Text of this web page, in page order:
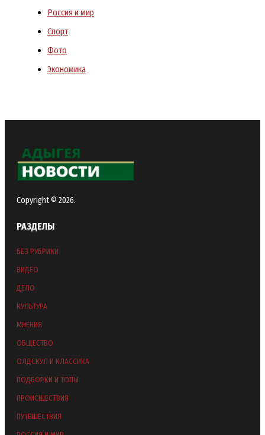
Россия и мир
Спорт
Фото
Экономика
Copyright © 2026.
РАЗДЕЛЫ
БЕЗ РУБРИКИ
ВИДЕО
ДЕЛО
КУЛЬТУРА
МНЕНИЯ
ОБЩЕСТВО
ОЛДСКУЛ И КЛАССИКА
ПОДБОРКИ И ТОПЫ
ПРОИСШЕСТВИЯ
ПУТЕШЕСТВИЯ